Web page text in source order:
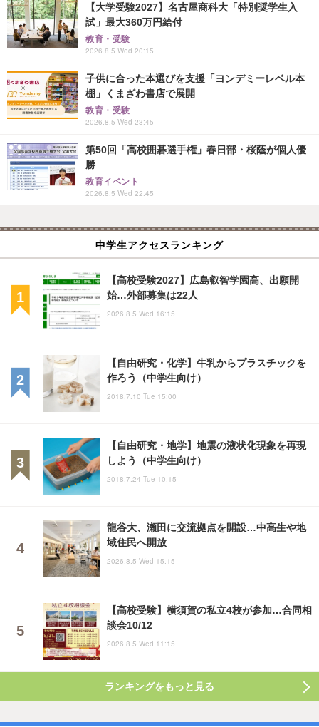
【大学受験2027】名古屋商科大「特別奨学生入
試」最大360万円給付
教育・受験
2026.8.5 Wed 20:15
子供に合った本選びを支援「ヨンデミーレベル本
棚」くまざわ書店で展開
教育・受験
2026.8.5 Wed 23:45
第50回「高校囲碁選手権」春日部・桜蔭が個人優
勝
教育イベント
2026.8.5 Wed 22:45
中学生アクセスランキング
【高校受験2027】広島叡智学園高、出願開
始…外部募集は22人
2026.8.5 Wed 16:15
【自由研究・化学】牛乳からプラスチックを
作ろう（中学生向け）
2018.7.10 Tue 15:00
【自由研究・地学】地震の液状化現象を再現
しよう（中学生向け）
2018.7.24 Tue 10:15
龍谷大、瀬田に交流拠点を開設…中高生や地
域住民へ開放
2026.8.5 Wed 15:15
【高校受験】横須賀の私立4校が参加…合同相
談会10/12
2026.8.5 Wed 11:15
ランキングをもっと見る